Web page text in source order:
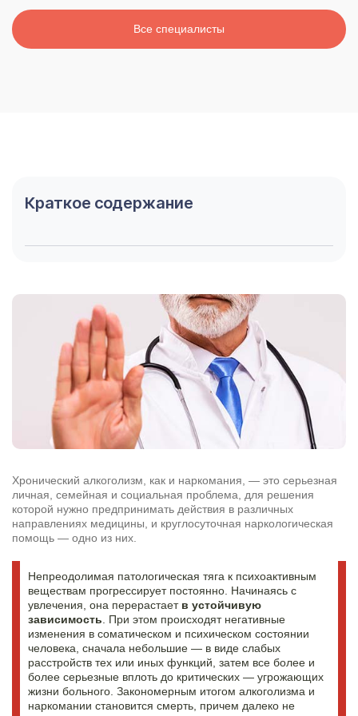
Все специалисты
Краткое содержание
Хронический алкоголизм, как и наркомания, — это серьезная
личная, семейная и социальная проблема, для решения
которой нужно предпринимать действия в различных
направлениях медицины, и круглосуточная наркологическая
помощь — одно из них.
Непреодолимая патологическая тяга к психоактивным
веществам прогрессирует постоянно. Начинаясь с
увлечения, она перерастает в устойчивую
зависимость . При этом происходят негативные
изменения в соматическом и психическом состоянии
человека, сначала небольшие — в виде слабых
расстройств тех или иных функций, затем все более и
более серьезные вплоть до критических — угрожающих
жизни больного. Закономерным итогом алкоголизма и
наркомании становится смерть, причем далеко не
Бесплатная консультация
Оставьте данные и мы вам перезвоним!
Выбор города
Поиск по сайту
Задать вопрос
Задайте свой вопрос и мы ответим вам